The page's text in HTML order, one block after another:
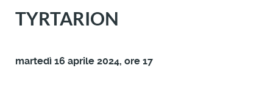
TYRTARION
martedì 16 aprile 2024, ore 17